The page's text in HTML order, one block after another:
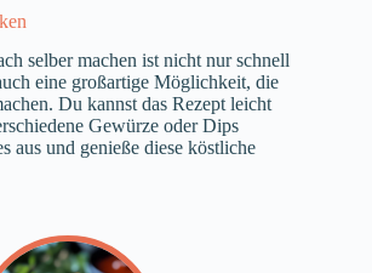
selber machen ist nicht nur schnell
eine großartige Möglichkeit, die
Du kannst das Rezept leicht
Gewürze oder Dips
aus und genieße diese köstliche